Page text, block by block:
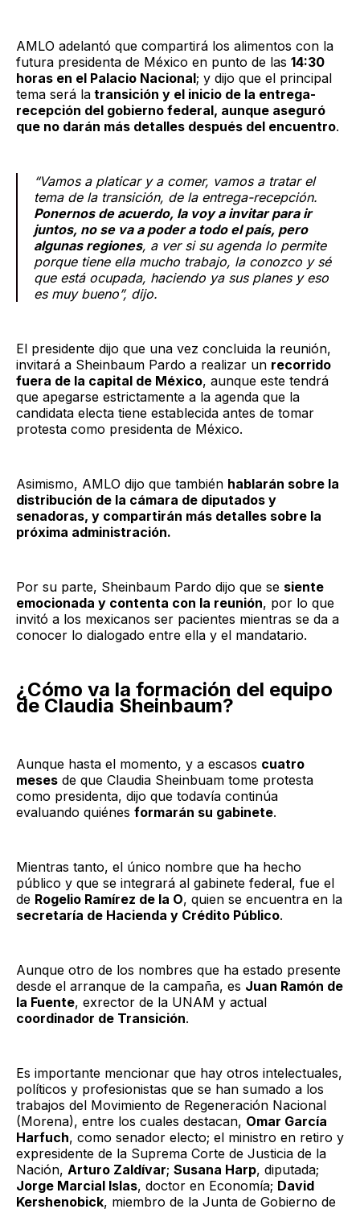
AMLO adelantó que compartirá los alimentos con la
futura presidenta de México en punto de las 14:30
horas en el Palacio Nacional; y dijo que el principal
tema será la transición y el inicio de la entrega-
recepción del gobierno federal, aunque aseguró
que no darán más detalles después del encuentro.
“Vamos a platicar y a comer, vamos a tratar el
tema de la transición, de la entrega-recepción.
Ponernos de acuerdo, la voy a invitar para ir
juntos, no se va a poder a todo el país, pero
algunas regiones, a ver si su agenda lo permite
porque tiene ella mucho trabajo, la conozco y sé
que está ocupada, haciendo ya sus planes y eso
es muy bueno”, dijo.
El presidente dijo que una vez concluida la reunión,
invitará a Sheinbaum Pardo a realizar un recorrido
fuera de la capital de México, aunque este tendrá
que apegarse estrictamente a la agenda que la
candidata electa tiene establecida antes de tomar
protesta como presidenta de México.
Asimismo, AMLO dijo que también hablarán sobre la
distribución de la cámara de diputados y
senadoras, y compartirán más detalles sobre la
próxima administración.
Por su parte, Sheinbaum Pardo dijo que se siente
emocionada y contenta con la reunión, por lo que
invitó a los mexicanos ser pacientes mientras se da a
conocer lo dialogado entre ella y el mandatario.
¿Cómo va la formación del equipo
de Claudia Sheinbaum?
Aunque hasta el momento, y a escasos cuatro
meses de que Claudia Sheinbuam tome protesta
como presidenta, dijo que todavía continúa
evaluando quiénes formarán su gabinete.
Mientras tanto, el único nombre que ha hecho
público y que se integrará al gabinete federal, fue el
de Rogelio Ramírez de la O, quien se encuentra en la
secretaría de Hacienda y Crédito Público.
Aunque otro de los nombres que ha estado presente
desde el arranque de la campaña, es Juan Ramón de
la Fuente, exrector de la UNAM y actual
coordinador de Transición.
Es importante mencionar que hay otros intelectuales,
políticos y profesionistas que se han sumado a los
trabajos del Movimiento de Regeneración Nacional
(Morena), entre los cuales destacan, Omar García
Harfuch, como senador electo; el ministro en retiro y
expresidente de la Suprema Corte de Justicia de la
Nación, Arturo Zaldívar; Susana Harp, diputada;
Jorge Marcial Islas, doctor en Economía; David
Kershenobick, miembro de la Junta de Gobierno de